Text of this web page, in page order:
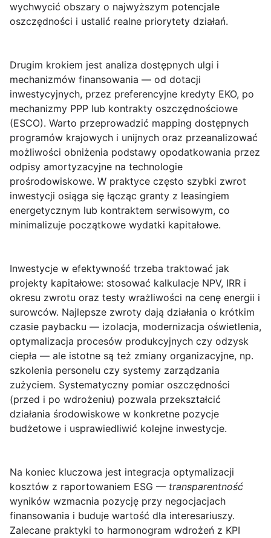
wychwycić obszary o najwyższym potencjale
oszczędności i ustalić realne priorytety działań.
Drugim krokiem jest analiza dostępnych ulgi i
mechanizmów finansowania — od dotacji
inwestycyjnych, przez preferencyjne kredyty EKO, po
mechanizmy PPP lub kontrakty oszczędnościowe
(ESCO). Warto przeprowadzić mapping dostępnych
programów krajowych i unijnych oraz przeanalizować
możliwości obniżenia podstawy opodatkowania przez
odpisy amortyzacyjne na technologie
prośrodowiskowe. W praktyce często szybki zwrot
inwestycji osiąga się łącząc granty z leasingiem
energetycznym lub kontraktem serwisowym, co
minimalizuje początkowe wydatki kapitałowe.
Inwestycje w efektywność trzeba traktować jak
projekty kapitałowe: stosować kalkulacje NPV, IRR i
okresu zwrotu oraz testy wrażliwości na cenę energii i
surowców. Najlepsze zwroty dają działania o krótkim
czasie paybacku — izolacja, modernizacja oświetlenia,
optymalizacja procesów produkcyjnych czy odzysk
ciepła — ale istotne są też zmiany organizacyjne, np.
szkolenia personelu czy systemy zarządzania
zużyciem. Systematyczny pomiar oszczędności
(przed i po wdrożeniu) pozwala przekształcić
działania środowiskowe w konkretne pozycje
budżetowe i usprawiedliwić kolejne inwestycje.
Na koniec kluczowa jest integracja optymalizacji
kosztów z raportowaniem ESG — transparentność
wyników wzmacnia pozycję przy negocjacjach
finansowania i buduje wartość dla interesariuszy.
Zalecane praktyki to harmonogram wdrożeń z KPI